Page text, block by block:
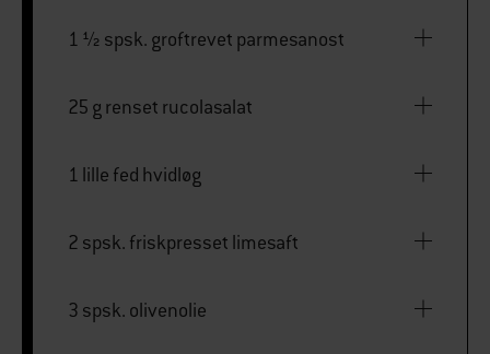
1 1⁄2 spsk. groftrevet parmesanost
25 g renset rucolasalat
1 lille fed hvidløg
2 spsk. friskpresset limesaft
3 spsk. olivenolie